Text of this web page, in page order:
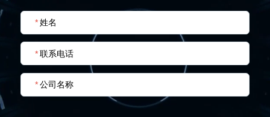
* 姓名
* 联系电话
* 公司名称